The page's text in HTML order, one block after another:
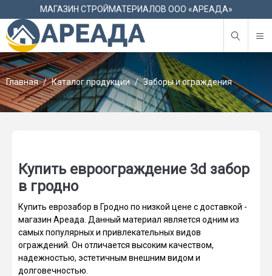
МАГАЗИН СТРОЙМАТЕРИАЛОВ ООО «АРЕАДА»
Главная Каталог продукции Заборы и ограждения
Купить евроограждение 3d забор
в гродно
Купить еврозабор в Гродно по низкой цене с доставкой -
магазин Ареада. Данный материал является одним из
самых популярных и привлекательных видов
ограждений. Он отличается высоким качеством,
надежностью, эстетичным внешним видом и
долговечностью.